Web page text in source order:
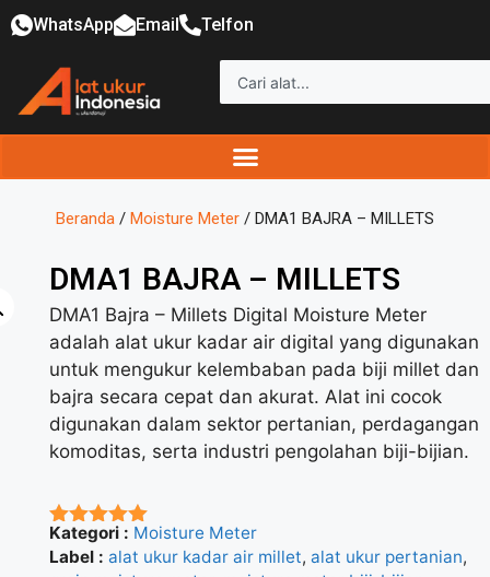
WhatsApp Email Telfon
Beranda / Moisture Meter / DMA1 BAJRA – MILLETS
DMA1 BAJRA – MILLETS
DMA1 Bajra – Millets Digital Moisture Meter
adalah alat ukur kadar air digital yang digunakan
untuk mengukur kelembaban pada biji millet dan
bajra secara cepat dan akurat. Alat ini cocok
digunakan dalam sektor pertanian, perdagangan
komoditas, serta industri pengolahan biji-bijian.
★★★★★
Kategori : Moisture Meter
Label : alat ukur kadar air millet, alat ukur pertanian,